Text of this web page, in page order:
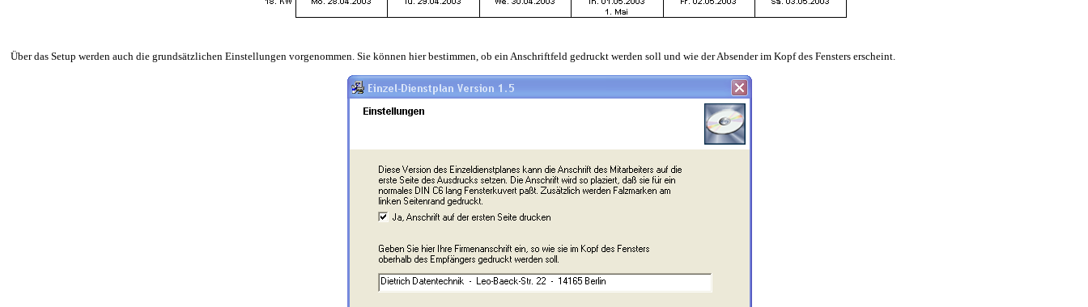
Über das Setup werden auch die grundsätzlichen Einstellungen vorgenommen. Sie können hier bestimmen, ob ein Anschriftfeld gedruckt werden soll und wie der Absender im Kopf des Fensters erscheint.